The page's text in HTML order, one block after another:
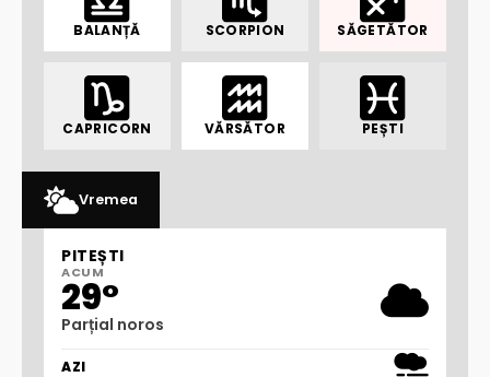
BALANȚĂ SCORPION SĂGETĂTOR
CAPRICORN VĂRSĂTOR PEȘTI
Vremea
PITEȘTI
ACUM
29°
Parțial noros
AZI